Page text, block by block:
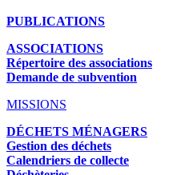
PUBLICATIONS
ASSOCIATIONS
Répertoire des associations
Demande de subvention
MISSIONS
DÉCHETS MÉNAGERS
Gestion des déchets
Calendriers de collecte